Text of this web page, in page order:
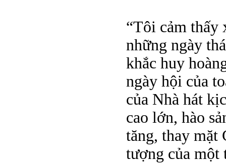
“Tôi cảm thấy
những ngày
khắc huy
ngày hội của
của Nhà hát
cao lớn, hào
tăng, thay mặt
tượng của một